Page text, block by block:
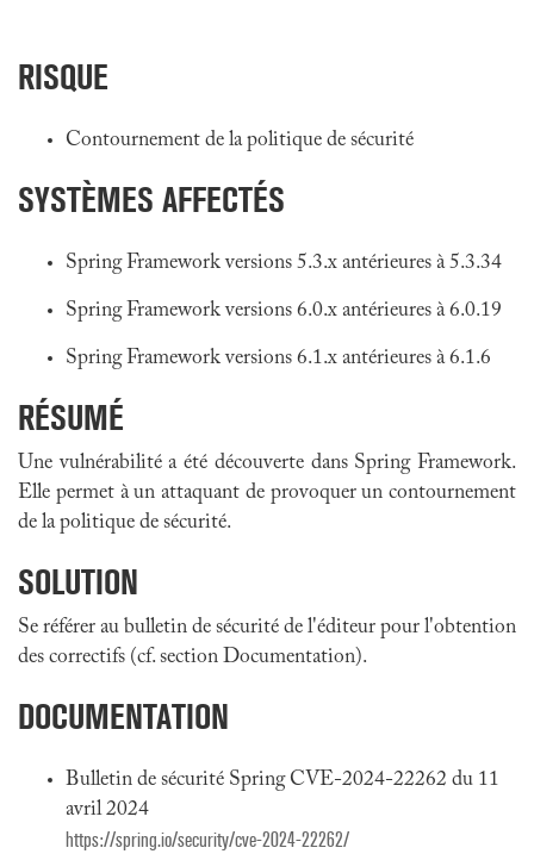
RISQUE
Contournement de la politique de sécurité
SYSTÈMES AFFECTÉS
Spring Framework versions 5.3.x antérieures à 5.3.34
Spring Framework versions 6.0.x antérieures à 6.0.19
Spring Framework versions 6.1.x antérieures à 6.1.6
RÉSUMÉ
Une vulnérabilité a été découverte dansSpring Framework.
Elle permet à un attaquant de provoquer un contournement
de la politique de sécurité.
SOLUTION
Se référer au bulletin de sécurité de l'éditeur pour l'obtention
des correctifs (cf. section Documentation).
DOCUMENTATION
Bulletin de sécurité Spring CVE-2024-22262 du 11
avril 2024
https://spring.io/security/cve-2024-22262/